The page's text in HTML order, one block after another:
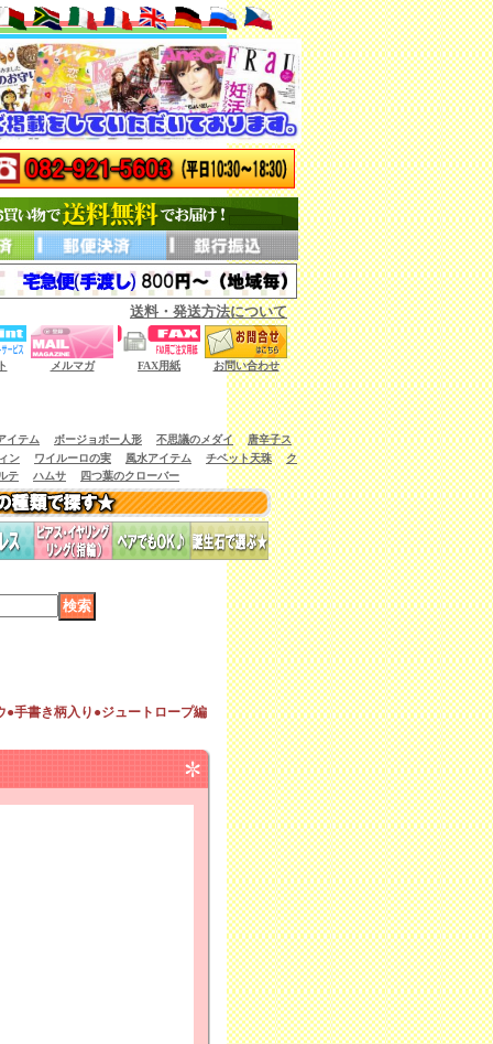
送料・発送方法について
メルマガ FAX用紙 お問い合わせ
イテム ボージョボー人形 不思議のメダイ
唐辛子ス
ン
ワイルーロの実 風水アイテム チベット天珠
ク
テ
ハムサ 四つ葉のクローバー
手書き柄入り●ジュートロープ編